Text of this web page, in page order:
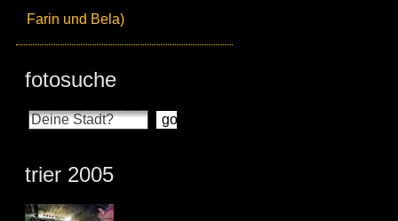
Farin und Bela)
fotosuche
trier 2005